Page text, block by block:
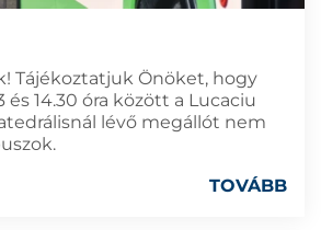
Tájékoztatjuk Önöket, hogy
és 14.30 óra között a Lucaciu
lévő megállót nem
TOVÁBB